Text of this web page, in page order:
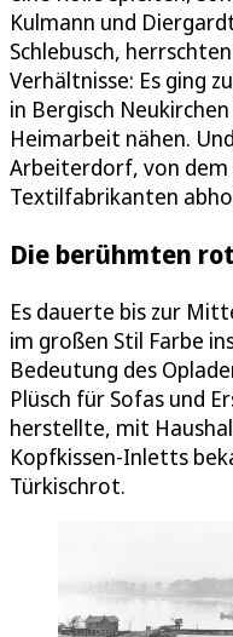
Kulmann und
Schlebusch,
Verhältnisse: Es ging
in Bergisch
Heimarbeit nähen.
Arbeiterdorf, von dem
Textilfabrikanten
Die berühmten
Es dauerte bis zur
im großen Stil Farbe
Bedeutung des
Plüsch für Sofas und
herstellte, mit
Kopfkissen-Inletts
Türkischrot.